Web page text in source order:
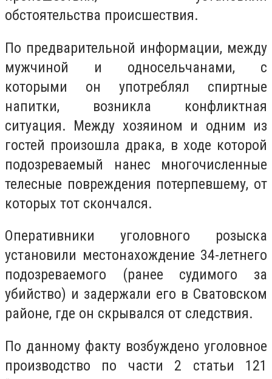
обстоятельства происшествия.
По предварительной информации, между
мужчиной и односельчанами, с
которыми он употреблял спиртные
напитки, возникла конфликтная
ситуация. Между хозяином и одним из
гостей произошла драка, в ходе которой
подозреваемый нанес многочисленные
телесные повреждения потерпевшему, от
которых тот скончался.
Оперативники уголовного розыска
установили местонахождение 34-летнего
подозреваемого (ранее судимого за
убийство) и задержали его в Сватовском
районе, где он скрывался от следствия.
По данному факту возбуждено уголовное
производство по части 2 статьи 121